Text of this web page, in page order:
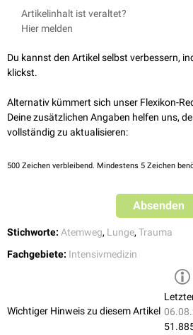
Zyanose
Koma
Hypoxie
Labor:Blutgasanalyse(BGA), CO-Hb-
Bestimmung
Hämorrhagien, Ulcerationen,
Beatmung , ggf.
Intubation
Flüssigkeitszufuhr
ggf.
Antibiotika
Artikelinhalt ist veraltet?
Hier melden
Du kannst den Artikel selbst verbessern,
klickst.
Alternativ kümmert sich unser Flexikon-
Deine zusätzlichen Angaben helfen uns,
vollständig zu aktualisieren:
500 Zeichen verbleibend. Mindestens 5 Zeichen
Absenden
Stichworte: Atemweg, Lunge, Trauma
Fachgebiete: Intensivmedizin
Wichtiger Hinweis zu diesem Artikel